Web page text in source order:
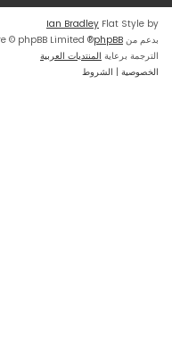
Flat Style by
Ian Bradley
بدعم من phpBB
® Forum Software © phpBB Limited
الترجمة برعاية المنتديات العربية
الخصوصية | الشروط